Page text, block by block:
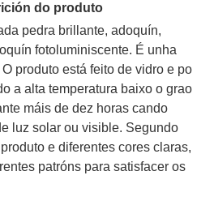
do produto
pedra brillante, adoquín,
fotoluminiscente. É unha
produto está feito de vidro e po
a alta temperatura baixo o grao
máis de dez horas cando
luz solar ou visible. Segundo
e diferentes cores claras,
patróns para satisfacer os